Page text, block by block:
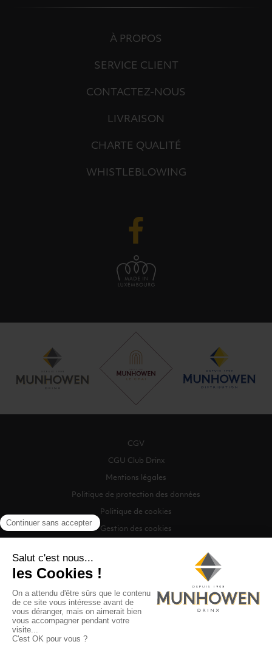
À PROPOS
SERVICE CLIENT
CONTACTEZ-NOUS
LIVRAISON
CHARTE QUALITÉ
WHISTLEBLOWING
CGV
CGU Club Drinx
Mentions légales
Politique de protection des données
Politique de cookies
Gestion des cookies
©2026 Munhowen Drinx / Tous droits réservés
Digitalised by